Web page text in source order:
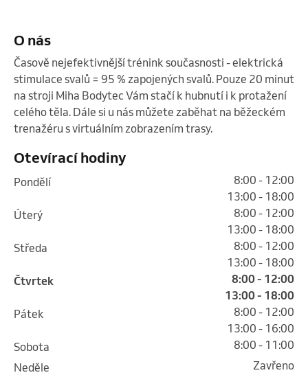
O nás
Časově nejefektivnější trénink současnosti - elektrická
stimulace svalů = 95 % zapojených svalů. Pouze 20 minut
na stroji Miha Bodytec Vám stačí k hubnutí i k protažení
celého těla. Dále si u nás můžete zaběhat na běžeckém
trenažéru s virtuálním zobrazením trasy.
Otevírací hodiny
pondělí
8:00 - 12:00
13:00 - 18:00
úterý
8:00 - 12:00
13:00 - 18:00
středa
8:00 - 12:00
13:00 - 18:00
čtvrtek
8:00 - 12:00
13:00 - 18:00
pátek
8:00 - 12:00
13:00 - 16:00
sobota
8:00 - 11:00
neděle
Zavřeno